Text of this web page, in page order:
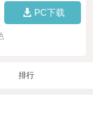
PC下载
排行